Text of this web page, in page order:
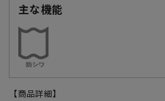
主な機能
【商品詳細】